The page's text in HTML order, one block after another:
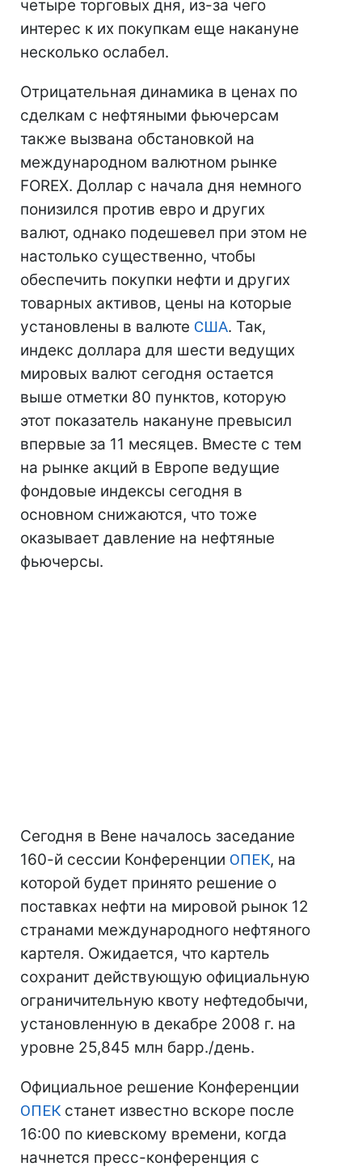
четыре торговых дня, из-за чего
интерес к их покупкам еще накануне
несколько ослабел.
Отрицательная динамика в ценах по
сделкам с нефтяными фьючерсам
также вызвана обстановкой на
международном валютном рынке
FOREX. Доллар с начала дня немного
понизился против евро и других
валют, однако подешевел при этом не
настолько существенно, чтобы
обеспечить покупки нефти и других
товарных активов, цены на которые
установлены в валюте США. Так,
индекс доллара для шести ведущих
мировых валют сегодня остается
выше отметки 80 пунктов, которую
этот показатель накануне превысил
впервые за 11 месяцев. Вместе с тем
на рынке акций в Европе ведущие
фондовые индексы сегодня в
основном снижаются, что тоже
оказывает давление на нефтяные
фьючерсы.
Сегодня в Вене началось заседание
160-й сессии Конференции ОПЕК, на
которой будет принято решение о
поставках нефти на мировой рынок 12
странами международного нефтяного
картеля. Ожидается, что картель
сохранит действующую официальную
ограничительную квоту нефтедобычи,
установленную в декабре 2008 г. на
уровне 25,845 млн барр./день.
Официальное решение Конференции
ОПЕКстанет известно вскоре после
16:00 по киевскому времени, когда
начнется пресс-конференция с